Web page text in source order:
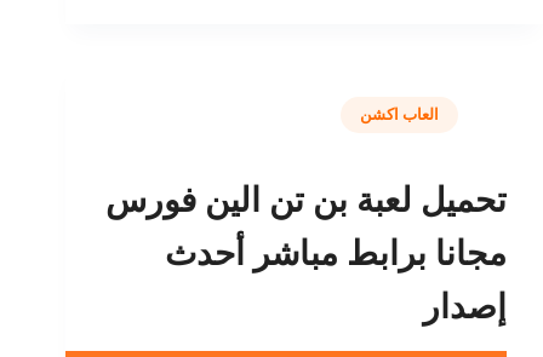
العاب اكشن
تحميل لعبة بن تن الين فورس
مجانا برابط مباشر أحدث
إصدار